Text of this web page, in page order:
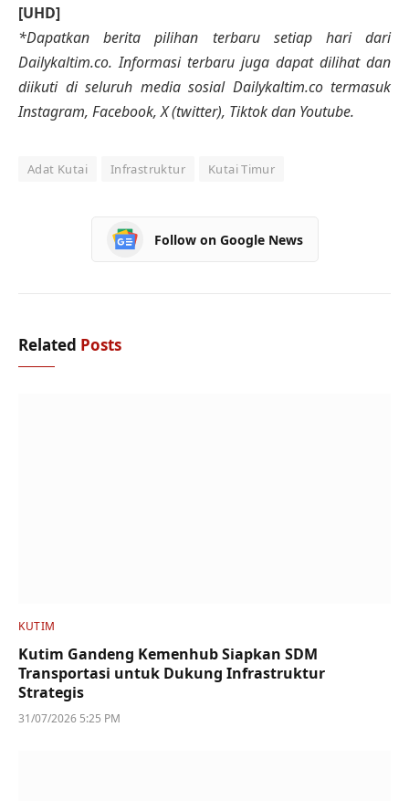
[UHD]
*Dapatkan berita pilihan terbaru setiap hari dari
Dailykaltim.co. Informasi terbaru juga dapat dilihat dan
diikuti di seluruh media sosial Dailykaltim.co termasuk
Instagram, Facebook, X (twitter), Tiktok dan Youtube.
Adat Kutai Infrastruktur Kutai Timur
Follow on Google News
Related Posts
KUTIM
Kutim Gandeng Kemenhub Siapkan SDM
Transportasi untuk Dukung Infrastruktur
Strategis
31/07/2026 5:25 PM